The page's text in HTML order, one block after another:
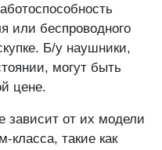
или беспроводного
Б/у наушники,
могут быть
цене.
зависит от их модели
такие как